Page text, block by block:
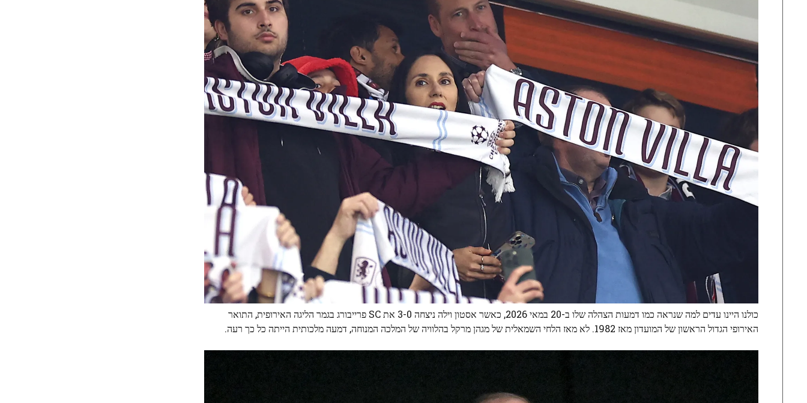
כולנו היינו עדים למה שנראה כמו דמעות הצהלה שלו ב-20 במאי 2026, כאשר אסטון וילה ניצחה 3-0 את SC פרייבורג בגמר הליגה האירופית, התואר
האירופי הגדול הראשון של המועדון מאז 1982. לא מאז הלחי השמאלית של מגהן מרקל בהלוויה של המלכה המנוחה, דמעה מלכותית הייתה כל כך רעה.